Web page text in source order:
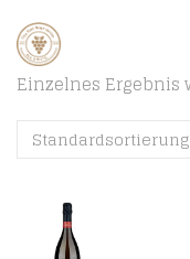
Einzelnes Ergebnis
Standardsortierung